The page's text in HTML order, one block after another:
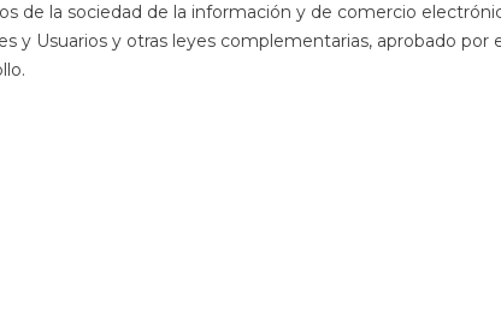
de la sociedad de la información y de comercio
y Usuarios y otras leyes complementarias, aprobado por